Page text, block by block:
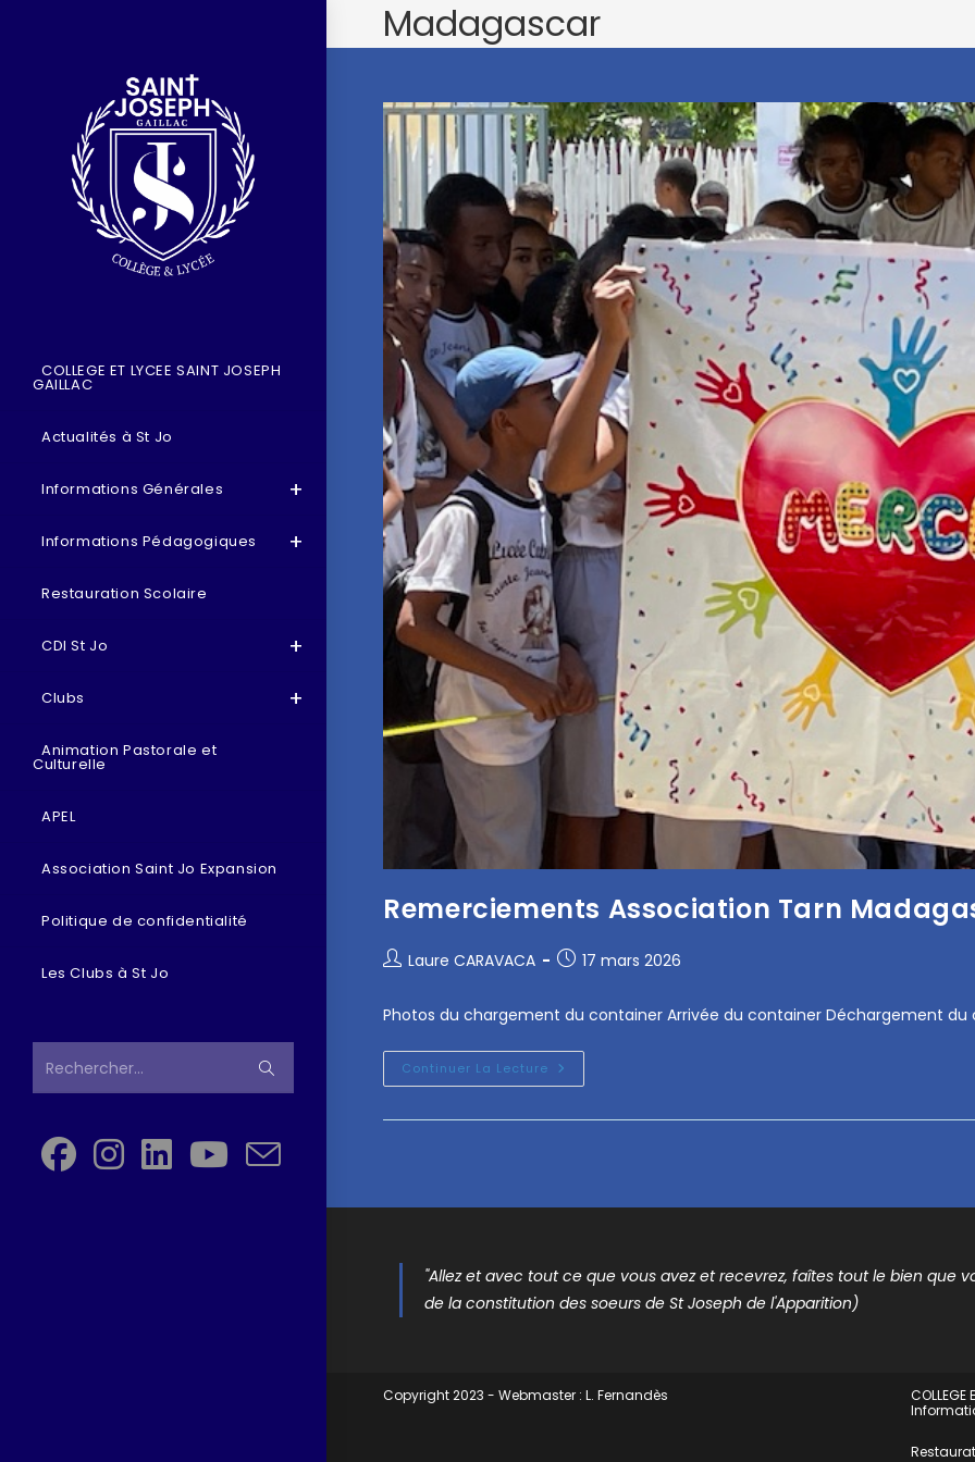
COLLEGE ET LYCEE SAINT JOSEPH
GAILLAC
Actualités à St Jo
Informations Générales
Informations Pédagogiques
Restauration Scolaire
CDI St Jo
Clubs
Animation Pastorale et
Culturelle
APEL
Association Saint Jo Expansion
Politique de confidentialité
Les Clubs à St Jo
Rechercher…
Madagascar
Remerciements Association Tarn
Laure CARAVACA 17 mars 2026
Photos du chargement du container Arrivée du container Déchargement
Continuer La Lecture
"Allez et avec tout ce que vous avez et recevrez, faîtes tout le bien que
de la constitution des soeurs de St Joseph de l'Apparition)
COLLEGE
Copyright 2023 - Webmaster : L. Fernandès